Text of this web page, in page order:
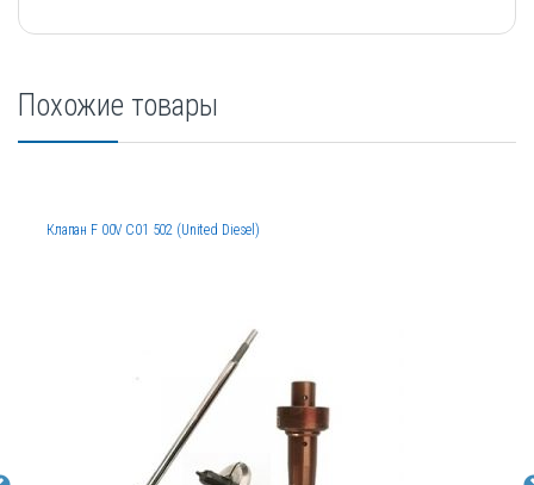
Похожие товары
Клапан F 00V C01 502 (United Diesel)